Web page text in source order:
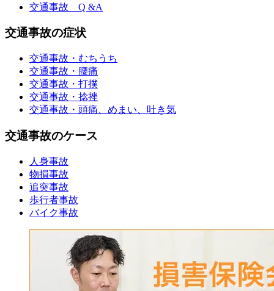
交通事故 Q &A
交通事故の症状
交通事故・むちうち
交通事故・腰痛
交通事故・打撲
交通事故・捻挫
交通事故・頭痛、めまい、吐き気
交通事故のケース
人身事故
物損事故
追突事故
歩行者事故
バイク事故